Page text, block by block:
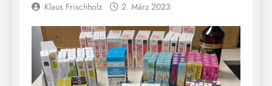
Klaus Frischholz 2. März 2023